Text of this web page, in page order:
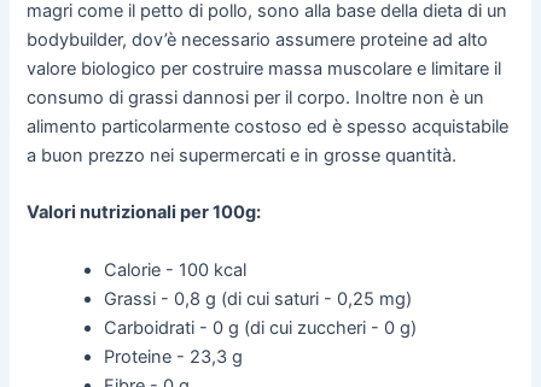
magri come il petto di pollo, sono alla base della dieta di un
bodybuilder, dov’è necessario assumere proteine ad alto
valore biologico per costruire massa muscolare e limitare il
consumo di grassi dannosi per il corpo. Inoltre non è un
alimento particolarmente costoso ed è spesso acquistabile
a buon prezzo nei supermercati e in grosse quantità.
Valori nutrizionali per 100g:
Calorie - 100 kcal
Grassi - 0,8 g (di cui saturi - 0,25 mg)
Carboidrati - 0 g (di cui zuccheri - 0 g)
Proteine - 23,3 g